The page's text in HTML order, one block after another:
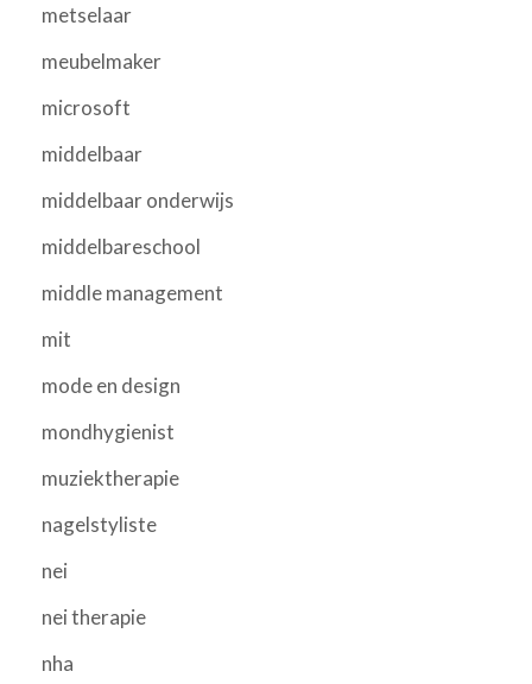
metselaar
meubelmaker
microsoft
middelbaar
middelbaar onderwijs
middelbareschool
middle management
mit
mode en design
mondhygienist
muziektherapie
nagelstyliste
nei
nei therapie
nha